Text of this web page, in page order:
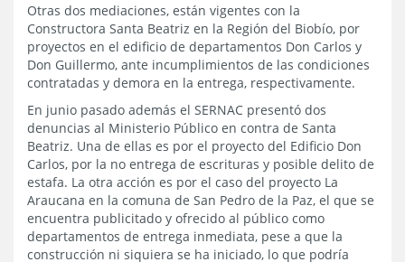
Otras dos mediaciones, están vigentes con la
Constructora Santa Beatriz en la Región del Biobío, por
proyectos en el edificio de departamentos Don Carlos y
Don Guillermo, ante incumplimientos de las condiciones
contratadas y demora en la entrega, respectivamente.
En junio pasado además el SERNAC presentó dos
denuncias al Ministerio Público en contra de Santa
Beatriz. Una de ellas es por el proyecto del Edificio Don
Carlos, por la no entrega de escrituras y posible delito de
estafa. La otra acción es por el caso del proyecto La
Araucana en la comuna de San Pedro de la Paz, el que se
encuentra publicitado y ofrecido al público como
departamentos de entrega inmediata, pese a que la
construcción ni siquiera se ha iniciado, lo que podría